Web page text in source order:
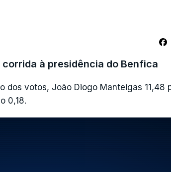
à presidência do Benfica
dos votos, João Diogo Manteigas 11,48
0,18.